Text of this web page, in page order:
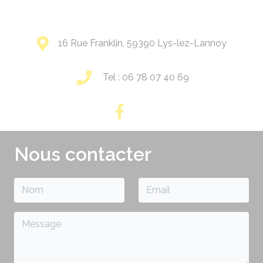
16 Rue Franklin, 59390 Lys-lez-Lannoy
Tel : 06 78 07 40 69
Nous contacter